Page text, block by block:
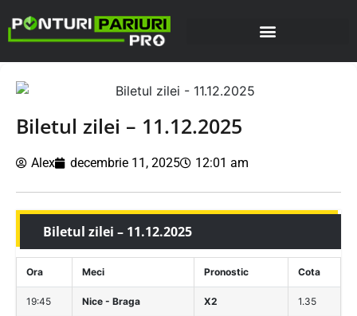
Biletul zilei – 11.12.2025
Alex decembrie 11, 2025 12:01 am
Biletul zilei – 11.12.2025
Ora Meci Pronostic Cota
19:45 Nice - Braga X2 1.35